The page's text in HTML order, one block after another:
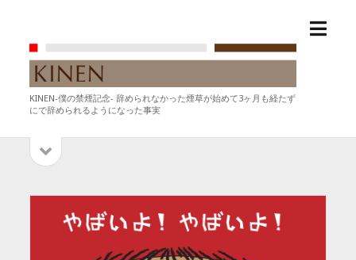
僕
の
禁
煙
念-
KINEN-僕の禁煙記念- 辞められなかった煙草が始めて3ヶ月も経たず
にで辞められるようになった事実
メ
く
バ